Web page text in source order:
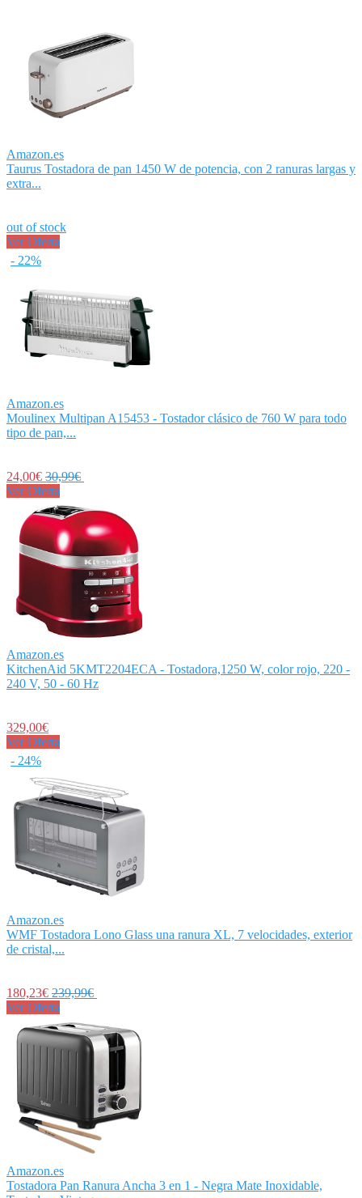
Amazon.es
Taurus Tostadora de pan 1450 W de potencia, con 2 ranuras largas y
extra...
out of stock
Ver Oferta
- 22%
Amazon.es
Moulinex Multipan A15453 - Tostador clásico de 760 W para todo
tipo de pan,...
24,00€ 30,99€
Ver Oferta
Amazon.es
KitchenAid 5KMT2204ECA - Tostadora,1250 W, color rojo, 220 -
240 V, 50 - 60 Hz
329,00€
Ver Oferta
- 24%
Amazon.es
WMF Tostadora Lono Glass una ranura XL, 7 velocidades, exterior
de cristal,...
180,23€ 239,99€
Ver Oferta
Amazon.es
Tostadora Pan Ranura Ancha 3 en 1 - Negra Mate Inoxidable,